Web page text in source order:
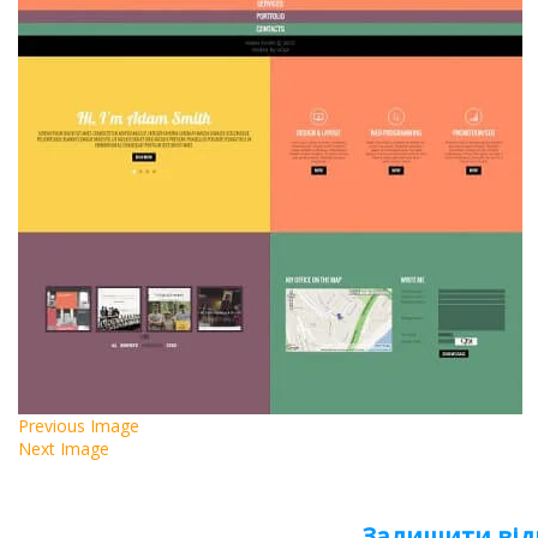
Previous Image
Next Image